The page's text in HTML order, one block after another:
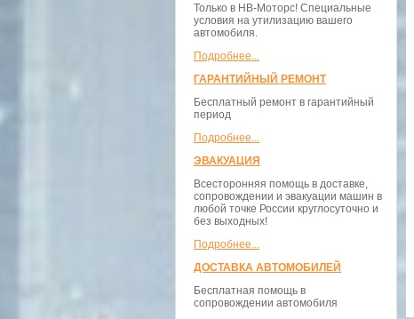
Только в НВ-Моторс! Специальные
условия на утилизацию вашего
автомобиля.
Подробнее...
ГАРАНТИЙНЫЙ РЕМОНТ
Бесплатный ремонт в гарантийный
период
Подробнее...
ЭВАКУАЦИЯ
Всесторонняя помощь в доставке,
сопровождении и эвакуации машин в
любой точке России круглосуточно и
без выходных!
Подробнее...
ДОСТАВКА АВТОМОБИЛЕЙ
Бесплатная помощь в
сопровождении автомобиля